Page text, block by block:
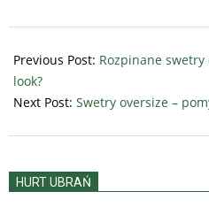
10-
26
Previous Post: Rozpinane
look?
Next Post: Swetry oversize –
HURT UBRAŃ